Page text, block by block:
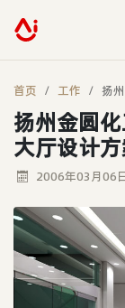
首页 工作 扬
扬州金圆
大厅设计
2006年03月06日